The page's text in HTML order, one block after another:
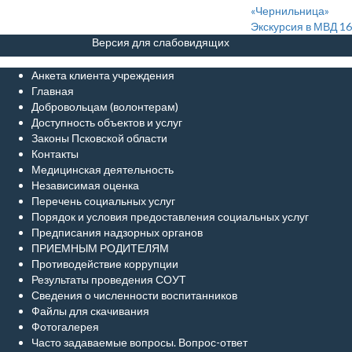
«Чернильница»
Экскурсия в МВД
Версия для слабовидящих
Анкета клиента учреждения
Главная
Добровольцам (волонтерам)
Доступность объектов и услуг
Законы Псковской области
Контакты
Медицинская деятельность
Независимая оценка
Перечень социальных услуг
Порядок и условия предоставления социальных услуг
Предписания надзорных органов
ПРИЕМНЫМ РОДИТЕЛЯМ
Противодействие коррупции
Результаты проведения СОУТ
Сведения о численности воспитанников
Файлы для скачивания
Фотогалерея
Часто задаваемые вопросы. Вопрос-ответ